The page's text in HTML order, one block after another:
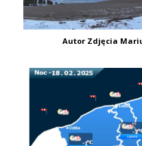
Autor Zdjęcia